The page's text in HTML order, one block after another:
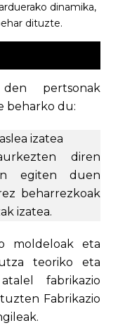
dinamika,
dituzte.
pertsonak
beharko du:
izatea
diren
egiten duen
beharrezkoak
izatea.
moldeloak eta
teoriko eta
fabrikazio
Fabrikazio